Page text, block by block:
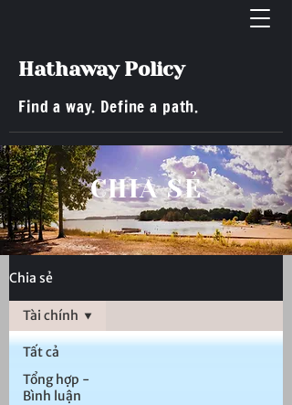
Hathaway Policy
Find a way. Define a path.
​CHIA SẺ
Chia sẻ
Tất cả
Tổng hợp -
Bình luận
Tài chính